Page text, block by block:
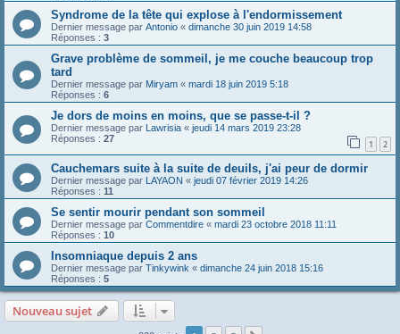
Syndrome de la tête qui explose à l'endormissement
Dernier message par Antonio « dimanche 30 juin 2019 14:58
Réponses : 3
Grave problème de sommeil, je me couche beaucoup trop
tard
Dernier message par Miryam « mardi 18 juin 2019 5:18
Réponses : 6
Je dors de moins en moins, que se passe-t-il ?
Dernier message par Lawrisia « jeudi 14 mars 2019 23:28
Réponses : 27 1 2
Cauchemars suite à la suite de deuils, j'ai peur de dormir
Dernier message par LAYAON « jeudi 07 février 2019 14:26
Réponses : 11
Se sentir mourir pendant son sommeil
Dernier message par Commentdire « mardi 23 octobre 2018 11:11
Réponses : 10
Insomniaque depuis 2 ans
Dernier message par Tinkywink « dimanche 24 juin 2018 15:16
Réponses : 5
Nouveau sujet